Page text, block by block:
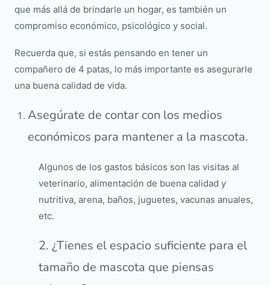
que más allá de brindarle un hogar, es también un
compromiso económico, psicológico y social.
Recuerda que, si estás pensando en tener un
compañero de 4 patas, lo más importante es asegurarle
una buena calidad de vida.
Asegúrate de contar con los medios
económicos para mantener a la mascota.
Algunos de los gastos básicos son las visitas al
veterinario, alimentación de buena calidad y
nutritiva, arena, baños, juguetes, vacunas anuales,
etc.
2. ¿Tienes el espacio suficiente para el
tamaño de mascota que piensas